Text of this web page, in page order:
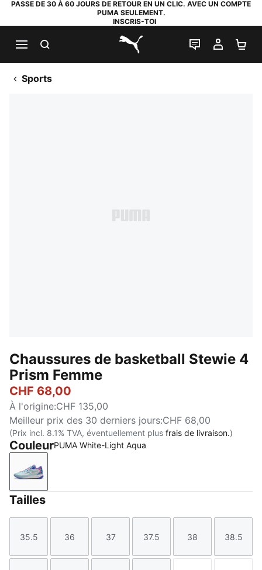
PASSE DE 30 À 60 JOURS DE RETOUR EN UN CLIC. AVEC UN COMPTE
PUMA SEULEMENT.
INSCRIS-TOI
PUMA.com
LIVE CHAT
MON
Sports
Chaussures de basketball Stewie 4
Prism Femme
CHF 68,00
À l'origine:CHF 135,00
Meilleur prix des 30 derniers jours:CHF 68,00
(Prix incl. 8.1% TVA, éventuellement plus frais de livraison.)
CouleurPUMA White-Light Aqua
PUMA White-Light Aqua
Tailles
Taille
35.5
Taille
36
Taille
37
Taille
37.5
Taille
38
Taille
38.5